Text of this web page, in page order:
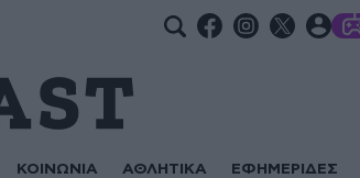
ΚΟΙΝΩΝΙΑ ΑΘΛΗΤΙΚΑ ΕΦΗΜΕΡΙΔΕΣ